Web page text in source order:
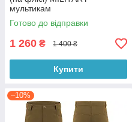
мультикам
Готово до відправки
1 260 ₴ 1 400 ₴
Купити
–10%